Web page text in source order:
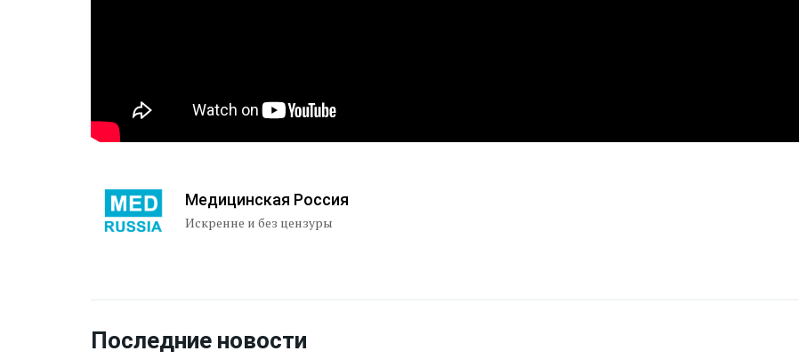
Медицинская Россия
Искренне и без цензуры
Последние новости